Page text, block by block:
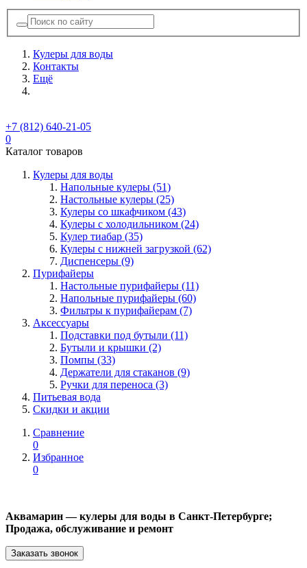
Кулеры для воды
Контакты
Ещё
+7 (812) 640-21-05
0
Каталог товаров
Кулеры для воды
Напольные кулеры (51)
Настольные кулеры (25)
Кулеры со шкафчиком (43)
Кулеры с холодильником (24)
Кулер тиабар (35)
Кулеры с нижней загрузкой (62)
Диспенсеры (9)
Пурифайеры
Настольные пурифайеры (11)
Напольные пурифайеры (60)
Фильтры к пурифайерам (7)
Аксессуары
Подставки под бутыли (11)
Бутыли и крышки (2)
Помпы (33)
Держатели для стаканов (9)
Ручки для переноса (3)
Питьевая вода
Скидки и акции
Сравнение
0
Избранное
0
Аквамарин — кулеры для воды в Санкт-Петербурге;
Продажа, обслуживание и ремонт
Заказать звонок